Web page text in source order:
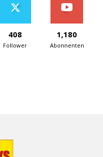
408
Follower
1,180
Abonnenten